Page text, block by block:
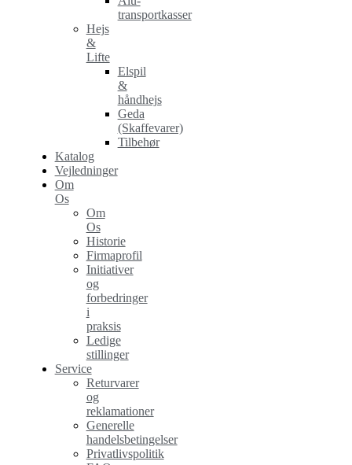
transportkasser
Hejs
&
Lifte
Elspil
&
håndhejs
Geda
(Skaffevarer)
Tilbehør
Katalog
Vejledninger
Om
Os
Om
Os
Historie
Firmaprofil
Initiativer
og
forbedringer
i
praksis
Ledige
stillinger
Service
Returvarer
og
reklamationer
Generelle
handelsbetingelser
Privatlivspolitik